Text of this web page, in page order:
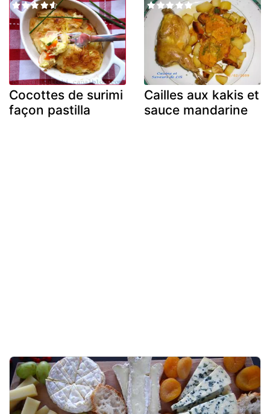
Cocottes de surimi
façon pastilla
Cailles aux kakis et
sauce mandarine